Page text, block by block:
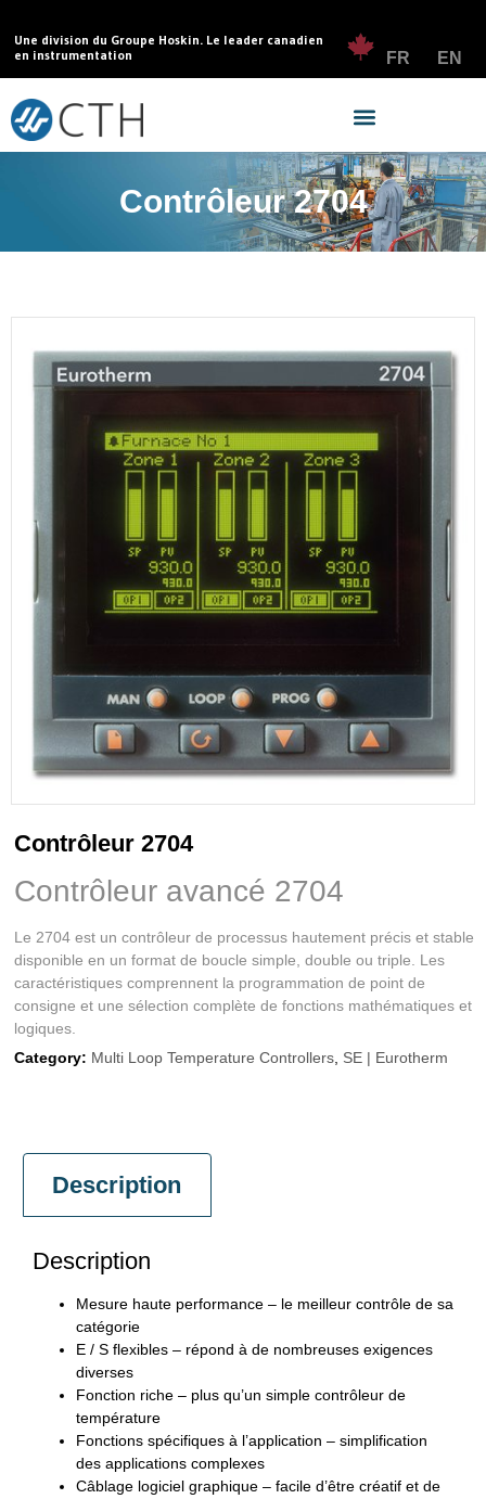
Une division du Groupe Hoskin. Le leader canadien
en instrumentation
FR EN
Contrôleur 2704
Contrôleur 2704
Contrôleur avancé 2704
Le 2704 est un contrôleur de processus hautement précis et stable
disponible en un format de boucle simple, double ou triple. Les
caractéristiques comprennent la programmation de point de
consigne et une sélection complète de fonctions mathématiques et
logiques.
Category: Multi Loop Temperature Controllers SE | Eurotherm
Description
Description
Mesure haute performance – le meilleur contrôle de sa
catégorie
E / S flexibles – répond à de nombreuses exigences
diverses
Fonction riche – plus qu’un simple contrôleur de
température
Fonctions spécifiques à l’application – simplification
des applications complexes
Câblage logiciel graphique – facile d’être créatif et de